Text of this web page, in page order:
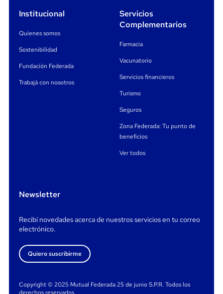
Institucional
Quienes somos
Sostenibilidad
Fundación Federada
Trabajá con nosotros
Servicios
Complementarios
Farmacia
Vacunatorio
Servicios financieros
Turismo
Seguros
Zona Federada: Tu punto de
beneficios
Ver todos
Newsletter
Recibí novedades acerca de nuestros servicios en tu correo
electrónico.
Quiero suscribirme
Copyright © 2025 Mutual Federada 25 de junio S.P.R. Todos los